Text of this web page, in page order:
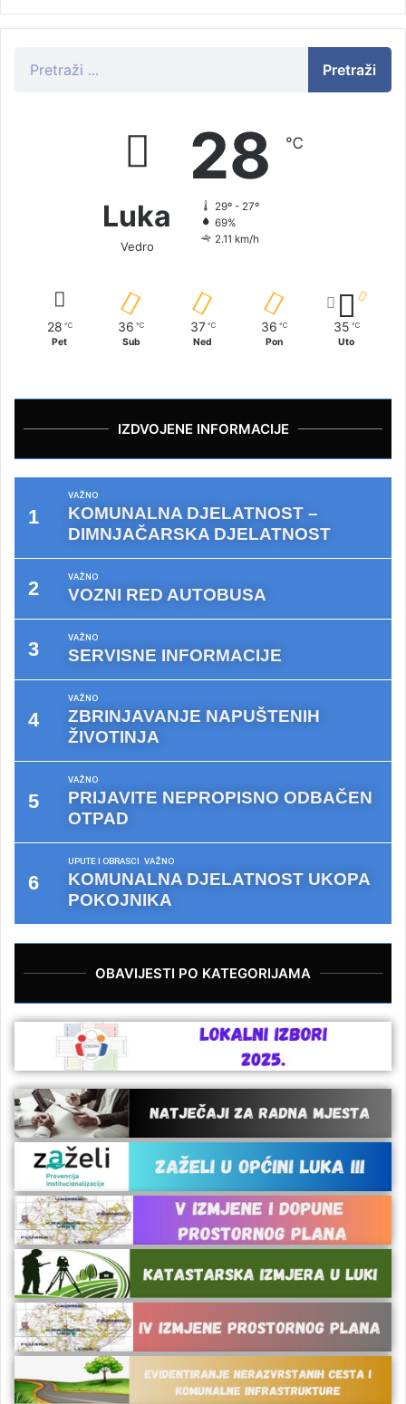
Pretraži
Luka
Vedro
28 ℃
29º - 27º
69%
2.11 km/h
28 ℃
Pet
36 ℃
Sub
37 ℃
Ned
36 ℃
Pon
35 ℃
Uto
IZDVOJENE INFORMACIJE
VAŽNO
KOMUNALNA DJELATNOST –
DIMNJAČARSKA DJELATNOST
VAŽNO
VOZNI RED AUTOBUSA
VAŽNO
SERVISNE INFORMACIJE
VAŽNO
ZBRINJAVANJE NAPUŠTENIH
ŽIVOTINJA
VAŽNO
PRIJAVITE NEPROPISNO ODBAČEN
OTPAD
UPUTE I OBRASCI VAŽNO
KOMUNALNA DJELATNOST UKOPA
POKOJNIKA
OBAVIJESTI PO KATEGORIJAMA